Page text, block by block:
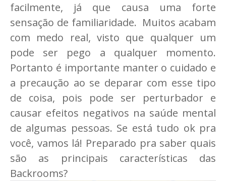
facilmente, já que causa uma forte
sensação de familiaridade. Muitos acabam
com medo real, visto que qualquer um
pode ser pego a qualquer momento.
Portanto é importante manter o cuidado e
a precaução ao se deparar com esse tipo
de coisa, pois pode ser perturbador e
causar efeitos negativos na saúde mental
de algumas pessoas. Se está tudo ok pra
você, vamos lá! Preparado pra saber quais
são as principais características das
Backrooms?